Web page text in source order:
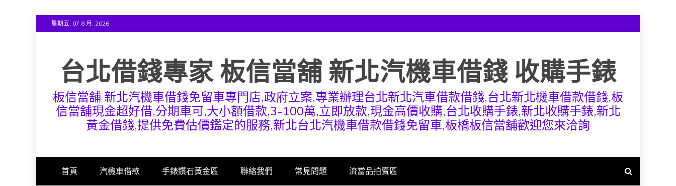
to
星期五, 07 8 月, 2026
台北借錢專家 板信當舖 新北汽機車借錢 收購手錶
板信當舖 新北汽機車借錢免留車專門店,政府立案,專業辦理台北新北汽車借款借錢,台北新北機車借款借錢,板
信當舖現金超好借,分期車可,大小額借款,3-100萬,立即放款,現金高價收購,台北收購手錶,新北收購手錶,新北
黃金借錢,提供免費估價鑑定的服務,新北台北汽機車借款借錢免留車,板橋板信當舖歡迎您來洽詢
首頁 汽機車借款 手錶鑽石黃金區 聯絡我們 常見問題 流當品拍賣區